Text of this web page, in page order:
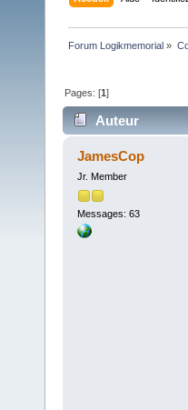
Forum Logikmemorial »
Pages: [1]
Auteur
JamesCop
Jr. Member
Messages: 63